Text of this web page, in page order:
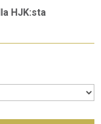
HJK:sta